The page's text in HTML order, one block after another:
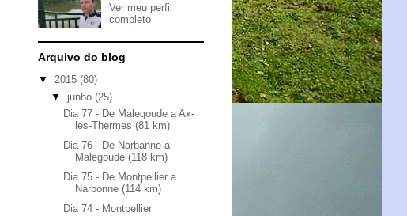
Ver meu perfil
completo
Arquivo do blog
▼ 2015 (80)
▼ junho (25)
Dia 77 - De Malegoude a Ax-
les-Thermes (81 km)
Dia 76 - De Narbanne a
Malegoude (118 km)
Dia 75 - De Montpellier a
Narbonne (114 km)
Dia 74 - Montpellier